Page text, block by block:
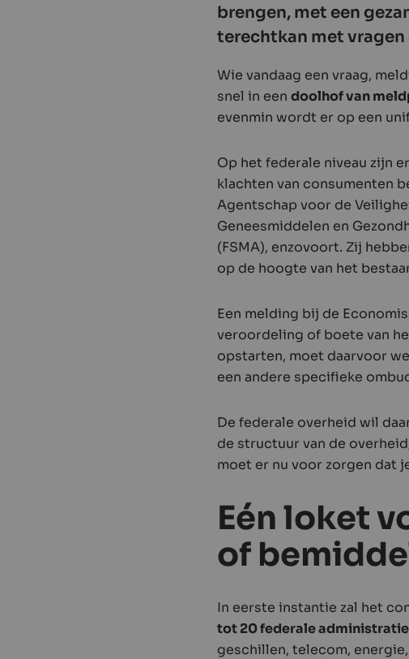
brengen, met een
terechtkan met vragen
Wie vandaag een vraag,
snel in eendoolhof van
evenmin wordt er op een
Op het federale niveau zijn
klachten van consumenten
Agentschap voor de
Geneesmiddelen en
(FSMA), enzovoort. Zij
op de hoogte van het
Een melding bij de
veroordeling of boete van
opstarten, moet daarvoor
een andere specifieke
De federale overheid wil
de structuur van de
moet er nu voor zorgen dat
Eén loket
of
In eerste instantie zal het
tot 20 federale
geschillen, telecom,